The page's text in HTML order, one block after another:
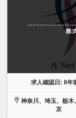
株
求人確認日: 8年
神奈川、埼玉、栃木
京